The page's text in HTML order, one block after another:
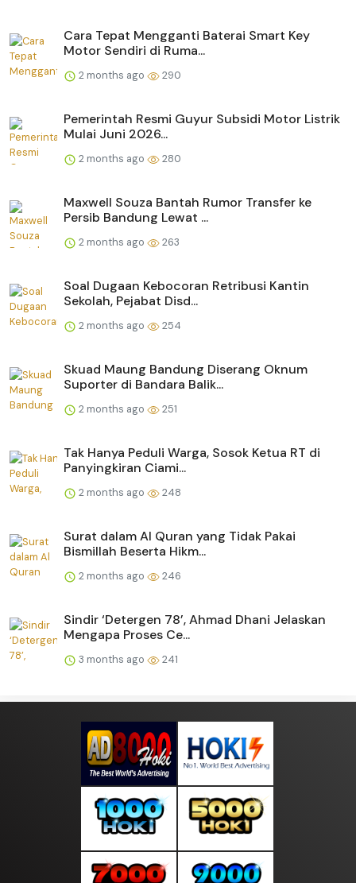
Cara Tepat Mengganti Baterai Smart Key
Motor Sendiri di Ruma...
2 months ago 290
Pemerintah Resmi Guyur Subsidi Motor Listrik
Mulai Juni 2026...
2 months ago 280
Maxwell Souza Bantah Rumor Transfer ke
Persib Bandung Lewat ...
2 months ago 263
Soal Dugaan Kebocoran Retribusi Kantin
Sekolah, Pejabat Disd...
2 months ago 254
Skuad Maung Bandung Diserang Oknum
Suporter di Bandara Balik...
2 months ago 251
Tak Hanya Peduli Warga, Sosok Ketua RT di
Panyingkiran Ciami...
2 months ago 248
Surat dalam Al Quran yang Tidak Pakai
Bismillah Beserta Hikm...
2 months ago 246
Sindir ‘Detergen 78’, Ahmad Dhani Jelaskan
Mengapa Proses Ce...
3 months ago 241